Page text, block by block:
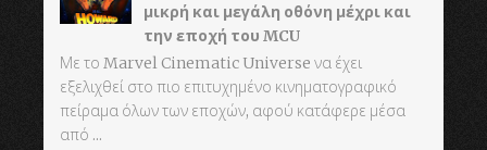
μικρή και μεγάλη οθόνη μέχρι και
την εποχή του MCU
Με το Marvel Cinematic Universe να έχει
εξελιχθεί στο πιο επιτυχημένο κινηματογραφικό
πείραμα όλων των εποχών, αφού κατάφερε μέσα
από ...